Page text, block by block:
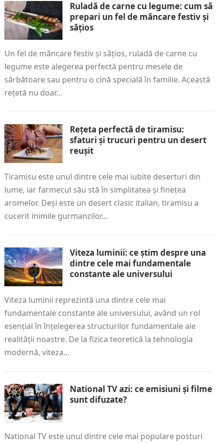
Ruladă de carne cu legume: cum să
prepari un fel de mâncare festiv și
sățios
Un fel de mâncare festiv și sățios, ruladă de carne cu
legume este alegerea perfectă pentru mesele de
sărbătoare sau pentru o cină specială în familie. Această
rețetă nu doar…
Rețeta perfectă de tiramisu:
sfaturi și trucuri pentru un desert
reușit
Tiramisu este unul dintre cele mai iubite deserturi din
lume, iar farmecul său stă în simplitatea și finețea
aromelor. Deși este un desert clasic italian, tiramisu a
cucerit inimile gurmanzilor…
Viteza luminii: ce știm despre una
dintre cele mai fundamentale
constante ale universului
Viteza luminii reprezintă una dintre cele mai
fundamentale constante ale universului, având un rol
esențial în înțelegerea structurilor fundamentale ale
realității noastre. De la fizica teoretică la tehnologia
modernă, viteza…
National TV azi: ce emisiuni și filme
sunt difuzate?
National TV este unul dintre cele mai populare posturi